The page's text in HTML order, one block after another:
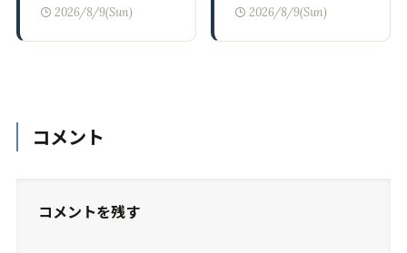
2026/8/9(Sun) 2026/8/9(Sun)
コメント
コメントを残す